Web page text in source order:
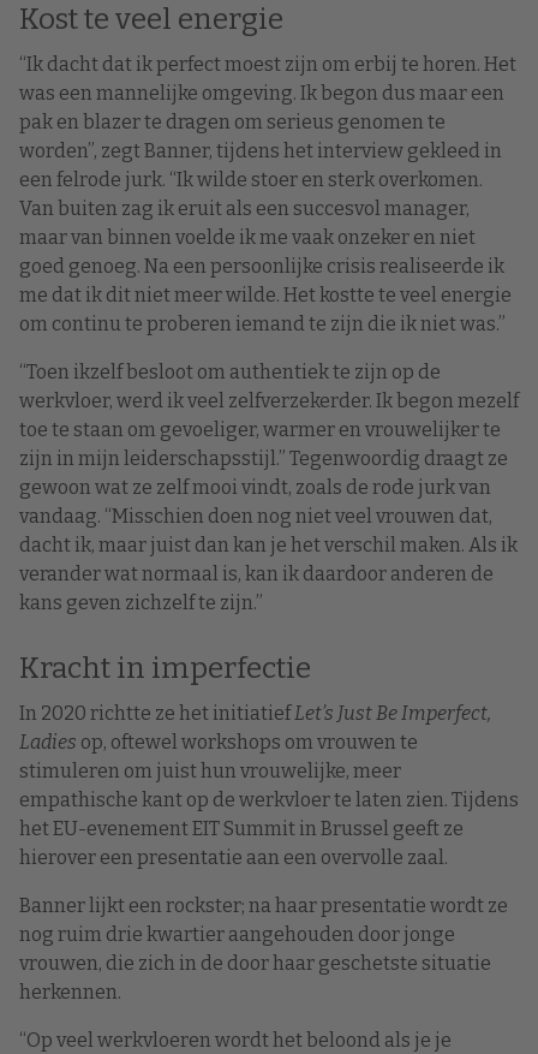
Kost te veel energie
“Ik dacht dat ik perfect moest zijn om erbij te horen. Het
was een mannelijke omgeving. Ik begon dus maar een
pak en blazer te dragen om serieus genomen te
worden”, zegt Banner, tijdens het interview gekleed in
een felrode jurk. “Ik wilde stoer en sterk overkomen.
Van buiten zag ik eruit als een succesvol manager,
maar van binnen voelde ik me vaak onzeker en niet
goed genoeg. Na een persoonlijke crisis realiseerde ik
me dat ik dit niet meer wilde. Het kostte te veel energie
om continu te proberen iemand te zijn die ik niet was.”
“Toen ikzelf besloot om authentiek te zijn op de
werkvloer, werd ik veel zelfverzekerder. Ik begon mezelf
toe te staan om gevoeliger, warmer en vrouwelijker te
zijn in mijn leiderschapsstijl.” Tegenwoordig draagt ze
gewoon wat ze zelf mooi vindt, zoals de rode jurk van
vandaag. “Misschien doen nog niet veel vrouwen dat,
dacht ik, maar juist dan kan je het verschil maken. Als ik
verander wat normaal is, kan ik daardoor anderen de
kans geven zichzelf te zijn.”
Kracht in imperfectie
In 2020 richtte ze het initiatief Let’s Just Be Imperfect,
Ladies op, oftewel workshops om vrouwen te
stimuleren om juist hun vrouwelijke, meer
empathische kant op de werkvloer te laten zien. Tijdens
het EU-evenement EIT Summit in Brussel geeft ze
hierover een presentatie aan een overvolle zaal.
Banner lijkt een rockster; na haar presentatie wordt ze
nog ruim drie kwartier aangehouden door jonge
vrouwen, die zich in de door haar geschetste situatie
herkennen.
“Op veel werkvloeren wordt het beloond als je je